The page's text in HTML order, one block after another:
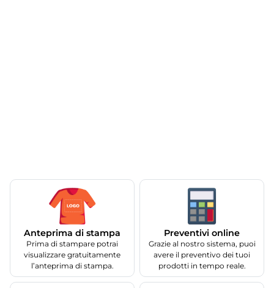
Anteprima di stampa
Prima di stampare potrai
visualizzare gratuitamente
l’anteprima di stampa.
Preventivi online
Grazie al nostro sistema, puoi
avere il preventivo dei tuoi
prodotti in tempo reale.